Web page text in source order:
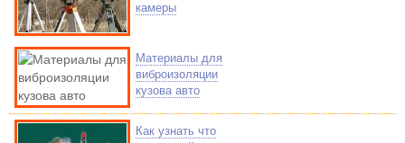
камеры
Материалы для
виброизоляции
кузова авто
Как узнать что